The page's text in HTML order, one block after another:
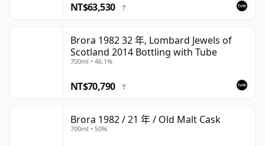
NT$63,530 ?
Brora 1982 32 年, Lombard Jewels of
Scotland 2014 Bottling with Tube
700ml • 46.1%
NT$70,790 ?
Brora 1982 / 21 年 / Old Malt Cask
700ml • 50%